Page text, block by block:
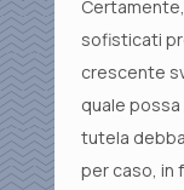
sofisticati
crescente
quale
tutela
per caso, in